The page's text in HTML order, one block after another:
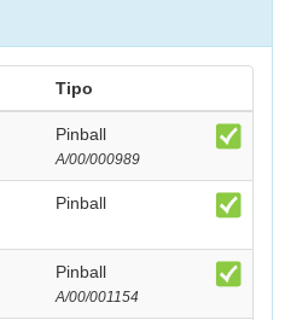
Tipo
Pinball
A/00/000989
Pinball
Pinball
A/00/001154